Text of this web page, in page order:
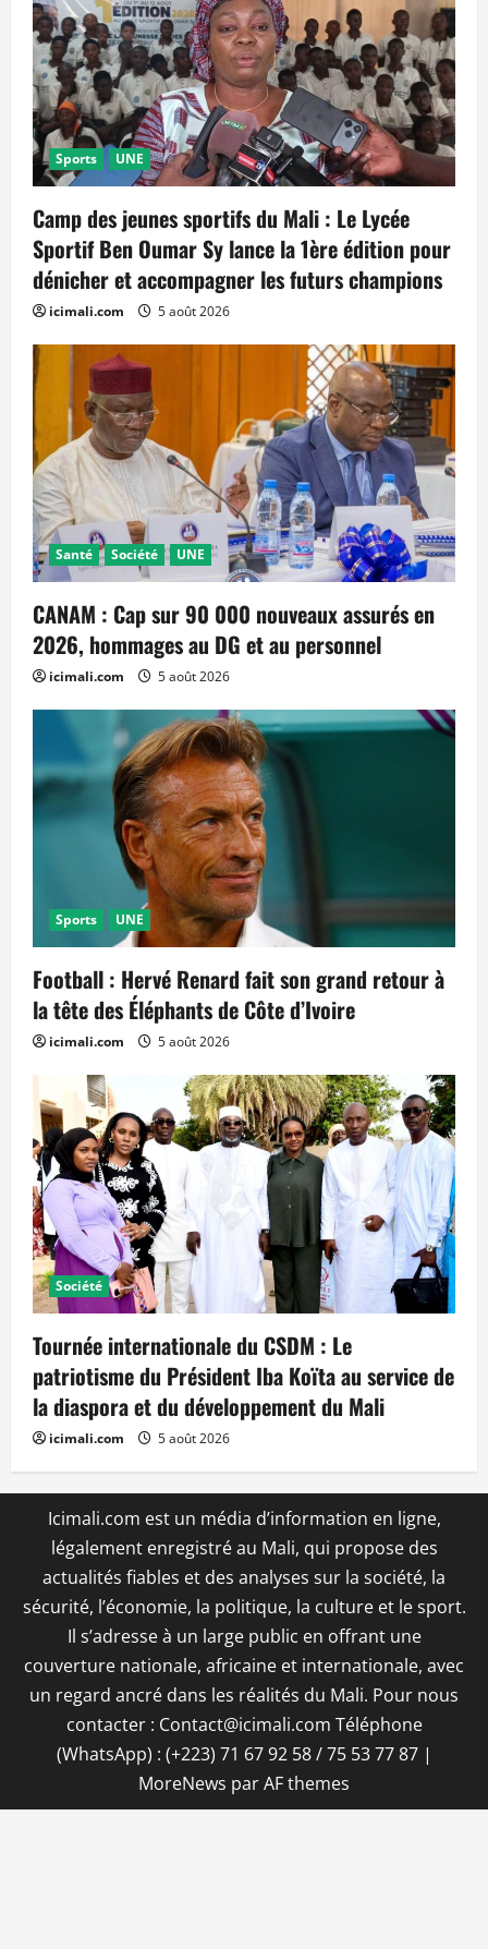
Sports UNE
Camp des jeunes sportifs du Mali : Le Lycée
Sportif Ben Oumar Sy lance la 1ère édition pour
dénicher et accompagner les futurs champions
icimali.com 5 août 2026
Santé Société UNE
CANAM : Cap sur 90 000 nouveaux assurés en
2026, hommages au DG et au personnel
icimali.com 5 août 2026
Sports UNE
Football : Hervé Renard fait son grand retour à
la tête des Éléphants de Côte d’Ivoire
icimali.com 5 août 2026
Société
Tournée internationale du CSDM : Le
patriotisme du Président Iba Koïta au service de
la diaspora et du développement du Mali
icimali.com 5 août 2026
Icimali.com est un média d’information en ligne,
légalement enregistré au Mali, qui propose des
actualités fiables et des analyses sur la société, la
sécurité, l’économie, la politique, la culture et le sport.
Il s’adresse à un large public en offrant une
couverture nationale, africaine et internationale, avec
un regard ancré dans les réalités du Mali. Pour nous
contacter : Contact@icimali.com Téléphone
(WhatsApp) : (+223) 71 67 92 58 / 75 53 77 87 |
MoreNews par AF themes